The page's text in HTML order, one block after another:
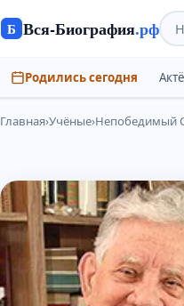
Б Вся-Биография.рф
Родились сегодня
Главная›Учёные›Непобедимый